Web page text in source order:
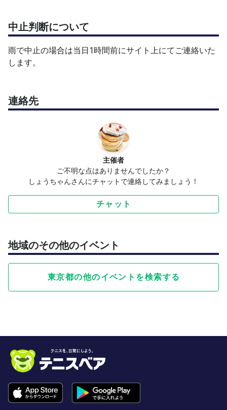
中止判断について
雨で中止の場合は当日1時間前にサイト上にてご連絡いた
します。
連絡先
主催者
ご不明な点はありませんでしたか？
しょうちゃんさんにチャットで連絡してみましょう！
チャット
地域のその他のイベント
東京都の他のイベントを検索する